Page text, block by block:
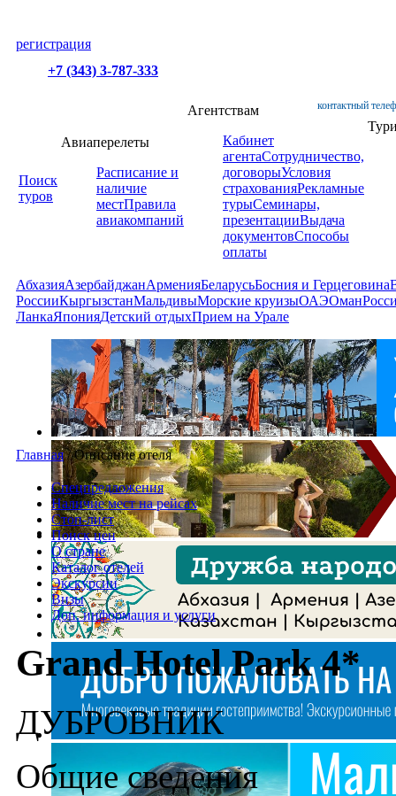
регистрация
+7 (343) 3-787-333
контактный
Поиск
туров
Авиаперелеты
Расписание и
наличие
местПравила
авиакомпаний
Агентствам
Кабинет
агентаСотрудничество,
договорыУсловия
страхованияРекламные
турыСеминары,
презентацииВыдача
документовСпособы
оплаты
АбхазияАзербайджанАрменияБеларусьБосния и Герцеговина
РоссииКыргызстанМальдивыМорские круизыОАЭОман
ЛанкаЯпонияДетский отдыхПрием на Урале
Главная /Описание отеля
Спецпредложения
Наличие мест на рейсах
Стоп-лист
Поиск цен
О стране
Каталог отелей
Экскурсии
Визы
Доп. информация и услуги
Grand Hotel Park 4*
ДУБРОВНИК
Общие сведения